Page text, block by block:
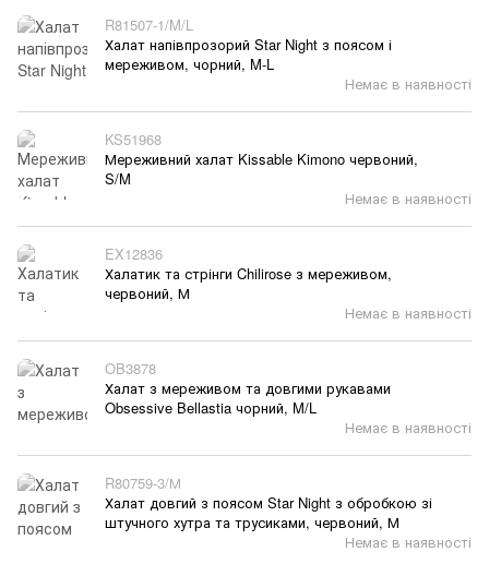
R81507-1/M/L
Халат напівпрозорий Star Night з поясом і
мереживом, чорний, M-L
Немає в наявності
KS51968
Мереживний халат Kissable Kimono червоний,
S/M
Немає в наявності
EX12836
Халатик та стрінги Chilirose з мереживом,
червоний, М
Немає в наявності
OB3878
Халат з мереживом та довгими рукавами
Obsessive Bellastia чорний, M/L
Немає в наявності
R80759-3/М
Халат довгий з поясом Star Night з обробкою зі
штучного хутра та трусиками, червоний, М
Немає в наявності